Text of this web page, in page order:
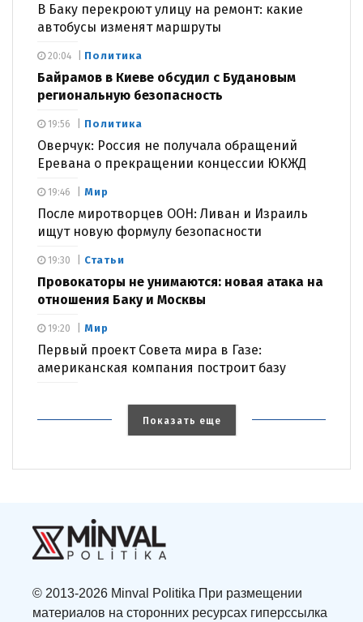
В Баку перекроют улицу на ремонт: какие
автобусы изменят маршруты
Политика
Байрамов в Киеве обсудил с Будановым
региональную безопасность
20:04
Политика
Оверчук: Россия не получала обращений
Еревана о прекращении концессии ЮКЖД
19:56
Мир
После миротворцев ООН: Ливан и Израиль
ищут новую формулу безопасности
19:46
Статьи
Провокаторы не унимаются: новая атака на
отношения Баку и Москвы
19:30
Мир
Первый проект Совета мира в Газе:
американская компания построит базу
19:20
Показать еще
© 2013-2026 Minval Politika При размещении
материалов на сторонних ресурсах гиперссылка